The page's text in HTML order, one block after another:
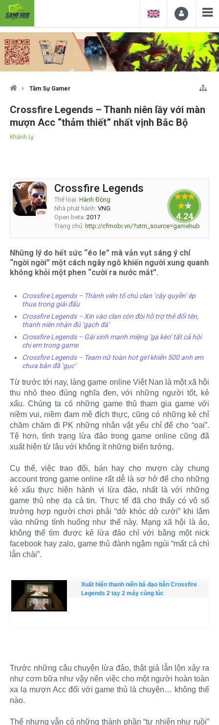
Tâm Sự Gamer
Crossfire Legends – Thanh niên lầy với màn
mượn Acc “thảm thiết” nhất vịnh Bắc Bộ
Khánh Ly
Crossfire Legends
Thể loại: Hành Động
Nhà phát hành: VNG
Open beta: 2017
Trang chủ: http://cfmobi.vn/?utm_source=gamehub
4.24
Những lý do hết sức “éo le” mà vẫn vụt sáng ý chí
“ngời ngời” một cách ngây ngô khiến người xung quanh
không khỏi một phen “cười ra nước mắt”.
Crossfire Legends – Thành viên tố chủ clan ‘cậy quyền’ ép
thua trong giải đấu
Crossfire Legends – Xin vào clan còn đòi hỗ trợ thẻ đổi tên,
thanh niên nhận đủ ‘gạch đá’
Crossfire Legends – Gái xinh mạnh miệng ‘gạ kèo’ tất cả hội
chị em trong game
Crossfire Legends – Team nữ toàn hot girl khiến 500 anh em
chưa bắn đã ‘gục’
Từ trước tới nay, làng game online Việt Nan là một xã hội
thu nhỏ theo đúng nghĩa đen, với những người tốt, kẻ
xấu. Chúng ta có những game thủ tham gia game với
niềm vui, niềm đam mê đích thực, cũng có những kẻ chỉ
chăm chăm đi PK những nhân vật yếu chỉ để cho “oai”.
Tệ hơn, tình trạng lừa đảo trong game online cũng đã
xuất hiện từ lâu với không ít những biến tướng.
Cụ thể, việc trao đổi, bán hay cho mượn cày chung
account trong game online rất dễ là sơ hở để cho những
kẻ xấu thực hiện hành vi lừa đảo, nhất là với những
game thủ nhẹ dạ cả tin. Thực tế đã cho thấy có vô số
trường hợp người chơi phải “dở khóc dở cười” khi lâm
vào những tình huống như thế này. Mạng xã hội là ảo,
không thể tìm được kẻ lừa đảo chỉ với bằng một nick
facebook hay zalo, game thủ đành ngậm ngùi “mất cả chì
lẫn chài”.
Xuất hiện thanh niên bá đạo bắn Crossfire
Legends 2 tay 2 máy cùng lúc
Trước những câu chuyện lừa đảo, thật giả lẫn lộn xảy ra
như cơm bữa như vậy nên việc cho một người hoàn toàn
xa lạ mượn Acc đối với game thủ là chuyện… không thể
nào.
Thế nhưng vẫn có những thành phần “tự nhiên như ruồi”